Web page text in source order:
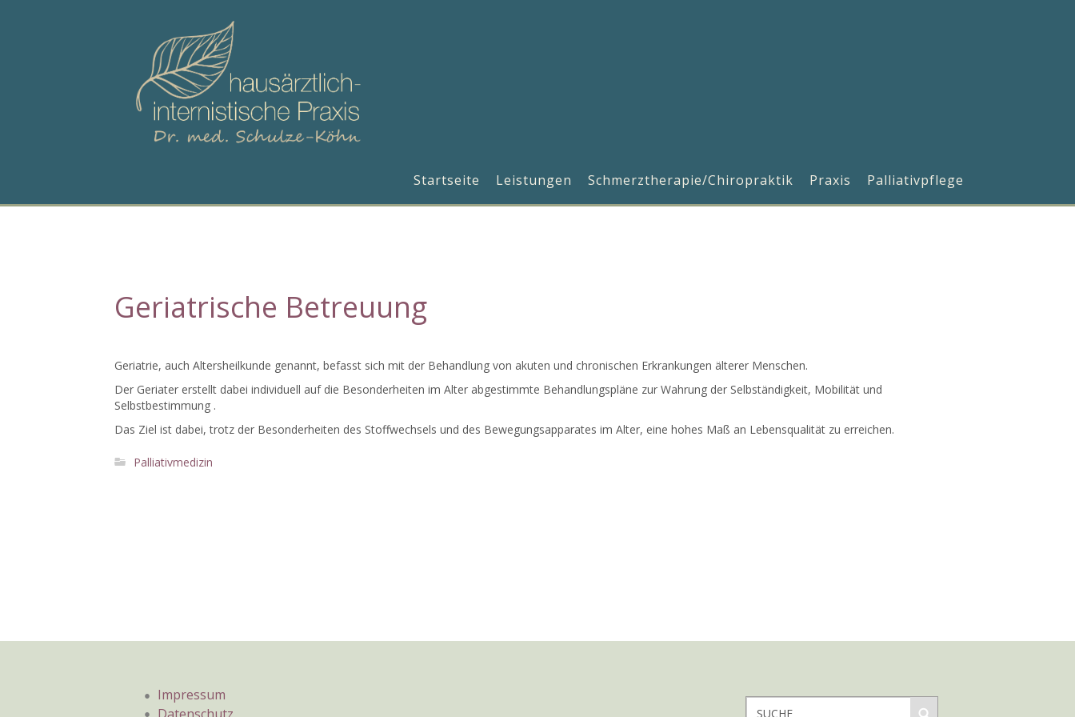
Startseite Leistungen Schmerztherapie/Chiropraktik Praxis Palliativpflege
Geriatrische Betreuung
Geriatrie, auch Altersheilkunde genannt, befasst sich mit der Behandlung von akuten und chronischen Erkrankungen älterer Menschen.
Der Geriater erstellt dabei individuell auf die Besonderheiten im Alter abgestimmte Behandlungspläne zur Wahrung der Selbständigkeit, Mobilität und
Selbstbestimmung .
Das Ziel ist dabei, trotz der Besonderheiten des Stoffwechsels und des Bewegungsapparates im Alter, eine hohes Maß an Lebensqualität zu erreichen.
Palliativmedizin
Impressum